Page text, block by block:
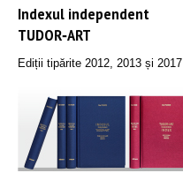
Indexul independent
TUDOR‑ART
Ediții tipărite 2012, 2013 și 2017